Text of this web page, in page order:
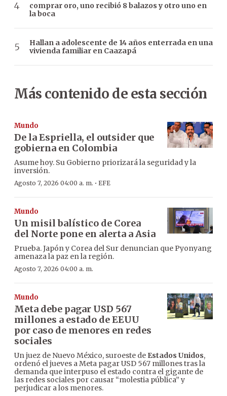
comprar oro, uno recibió 8 balazos y otro uno en
la boca
Hallan a adolescente de 14 años enterrada en una
vivienda familiar en Caazapá
Más contenido de esta sección
Mundo
De la Espriella, el outsider que
gobierna en Colombia
Asume hoy. Su Gobierno priorizará la seguridad y la
inversión.
Agosto 7, 2026 04:00 a. m. · EFE
Mundo
Un misil balístico de Corea
del Norte pone en alerta a Asia
Prueba. Japón y Corea del Sur denuncian que Pyonyang
amenaza la paz en la región.
Agosto 7, 2026 04:00 a. m.
Mundo
Meta debe pagar USD 567
millones a estado de EEUU
por caso de menores en redes
sociales
Un juez de Nuevo México, suroeste de Estados Unidos,
ordenó el jueves a Meta pagar USD 567 millones tras la
demanda que interpuso el estado contra el gigante de
las redes sociales por causar “molestia pública” y
perjudicar a los menores.